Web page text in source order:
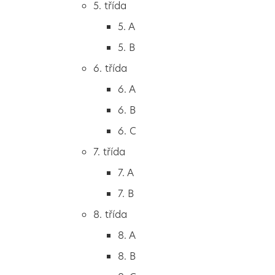
2. B
3. A
4. A
5. A
5. třída
5. A
5. B
6. třída
6. A
6. B
6. C
7. třída
7. A
7. B
8. třída
8. A
8. B